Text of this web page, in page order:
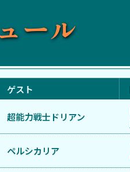
ール
ゲスト
超能力戦士ドリアン
ペルシカリア